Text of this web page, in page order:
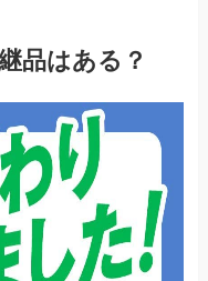
品はある？